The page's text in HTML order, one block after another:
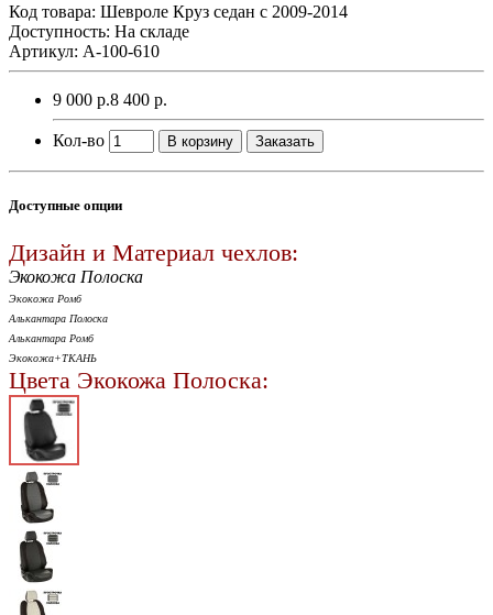
Код товара: Шевроле Круз седан с 2009-2014
Доступность: На складе
Артикул: A-100-610
9 000 р.8 400 р.
Кол-во В корзину Заказать
Доступные опции
Дизайн и Материал чехлов:
Экокожа Полоска
Экокожа Ромб
Алькантара Полоска
Алькантара Ромб
Экокожа+ТКАНЬ
Цвета Экокожа Полоска: